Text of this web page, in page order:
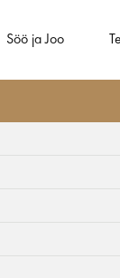
Söö ja Joo